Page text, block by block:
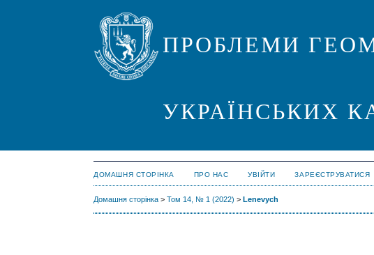
ПРОБЛЕМИ
УКРАЇНСЬКИХ
ДОМАШНЯ СТОРІНКА ПРО НАС УВІЙТИ ЗАРЕЄСТРУВАТИСЯ
Домашня сторінка >Том 14, № 1 (2022) >Lenevych